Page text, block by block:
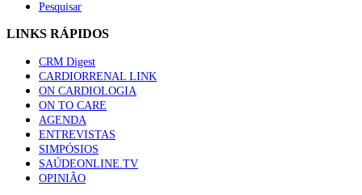
Pesquisar
LINKS RÁPIDOS
CRM Digest
CARDIORRENAL LINK
ON CARDIOLOGIA
ON TO CARE
AGENDA
ENTREVISTAS
SIMPÓSIOS
SAÚDEONLINE.TV
OPINIÃO